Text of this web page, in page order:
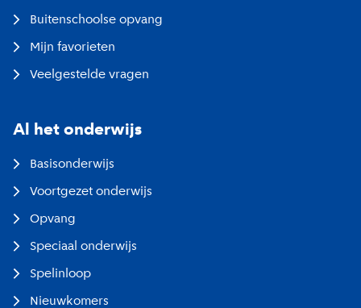
Buitenschoolse opvang
Mijn favorieten
Veelgestelde vragen
Al het onderwijs
Basisonderwijs
Voortgezet onderwijs
Opvang
Speciaal onderwijs
Spelinloop
Nieuwkomers